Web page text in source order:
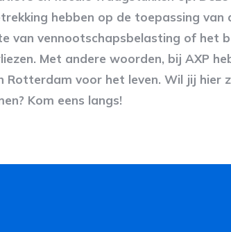
hebben op de toepassing van
van vennootschapsbelasting of het
Met andere woorden, bij AXP
Rotterdam voor het leven. Wil jij hier
Kom eens langs!